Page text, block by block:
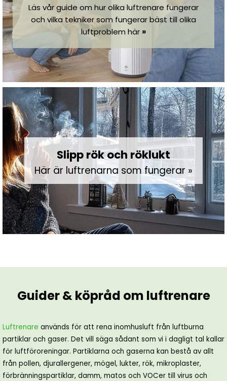
Läs vår guide om hur olika luftrenare fungerar
och vilka tekniker som fungerar bäst till olika
luftproblem här »
Slipp rök och röklukt
Här är luftrenarna som fungerar »
Guider & köpråd om luftrenare
Luftrenare används för att rena inomhusluft från luftburna
partiklar och gaser. Det vill säga sådant som vi i dagligt tal kallar
för luftföroreningar. Partiklarna och gaserna kan bestå av allt
från pollen, djurallergener, mögel, lukter, rök, mikroplaster,
förbränningspartiklar, damm, matos och VOCer till virus och